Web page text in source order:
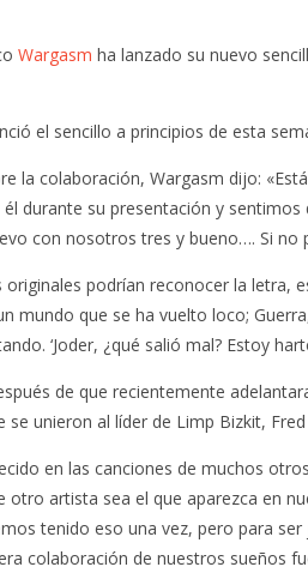
Wargasm ha lanzado su nuevo
el sencillo a principios de esta
la colaboración, Wargasm dijo:
durante su presentación y
con nosotros tres y bueno…. Si no
originales podrían reconocer la letra,
mundo que se ha vuelto loco;
‘Joder, ¿qué salió mal? Estoy
de que recientemente
se unieron al líder de Limp Bizkit,
en las canciones de muchos
otro artista sea el que aparezca en
tenido eso una vez, pero para
colaboración de nuestros sueños